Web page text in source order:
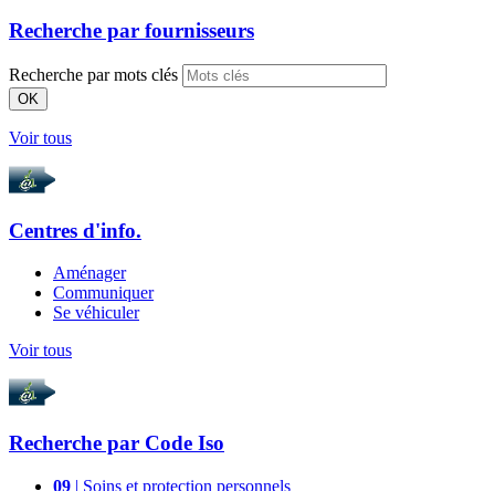
Recherche par fournisseurs
Recherche par mots clés
OK
Voir tous
Centres d'info.
Aménager
Communiquer
Se véhiculer
Voir tous
Recherche par Code Iso
09 | Soins et protection personnels